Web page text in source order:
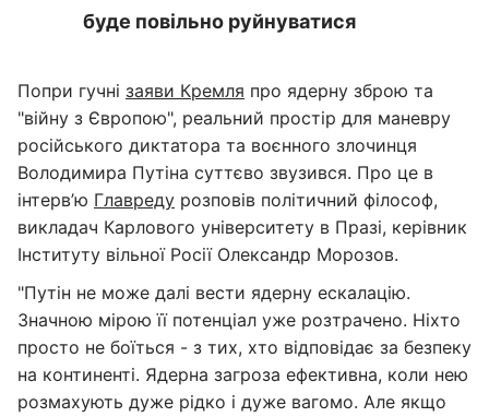
буде повільно руйнуватися
Попри гучні заяви Кремля про ядерну зброю та
"війну з Європою", реальний простір для маневру
російського диктатора та воєнного злочинця
Володимира Путіна суттєво звузився. Про це в
інтерв’ю Главреду розповів політичний філософ,
викладач Карлового університету в Празі, керівник
Інституту вільної Росії Олександр Морозов.
"Путін не може далі вести ядерну ескалацію.
Значною мірою її потенціал уже розтрачено. Ніхто
просто не боїться - з тих, хто відповідає за безпеку
на континенті. Ядерна загроза ефективна, коли нею
розмахують дуже рідко і дуже вагомо. Але якщо